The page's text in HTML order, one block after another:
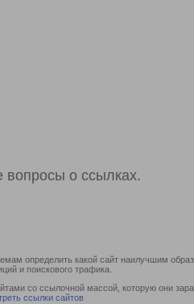
вопросы о ссылках.
определить какой сайт наилучшим
и поискового трафика.
со ссылочной массой, которую они
ссылки сайтов